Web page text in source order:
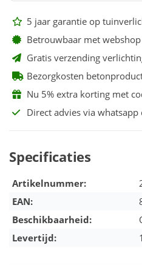
5 jaar garantie op
Betrouwbaar met
Gratis verzending
Bezorgkosten
Nu 5% extra korting met
Direct advies via
Specificaties
Artikelnummer:
EAN:
Beschikbaarheid:
Levertijd: